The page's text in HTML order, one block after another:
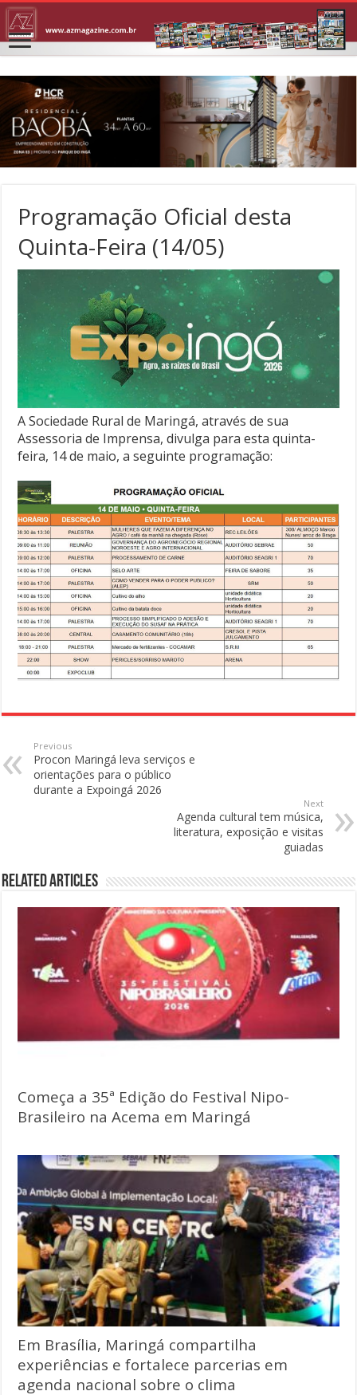
Programação Oficial desta
Quinta-Feira (14/05)
A Sociedade Rural de Maringá, através de sua
Assessoria de Imprensa, divulga para esta quinta-
feira, 14 de maio, a seguinte programação:
Previous
Procon Maringá leva serviços e
orientações para o público
durante a Expoingá 2026
Next
Agenda cultural tem música,
literatura, exposição e visitas
guiadas
Related Articles
Começa a 35ª Edição do Festival Nipo-
Brasileiro na Acema em Maringá
Em Brasília, Maringá compartilha
experiências e fortalece parcerias em
agenda nacional sobre o clima